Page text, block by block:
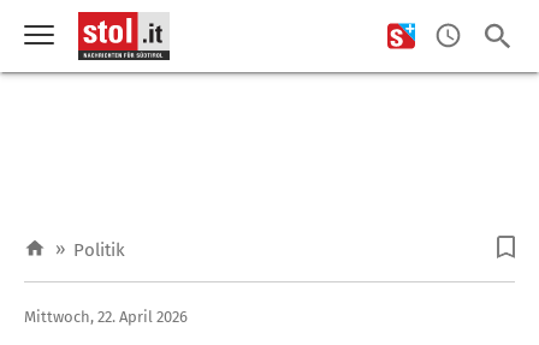
» Politik
Mittwoch, 22. April 2026